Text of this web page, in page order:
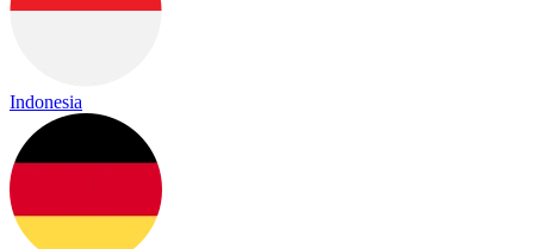
Indonesia